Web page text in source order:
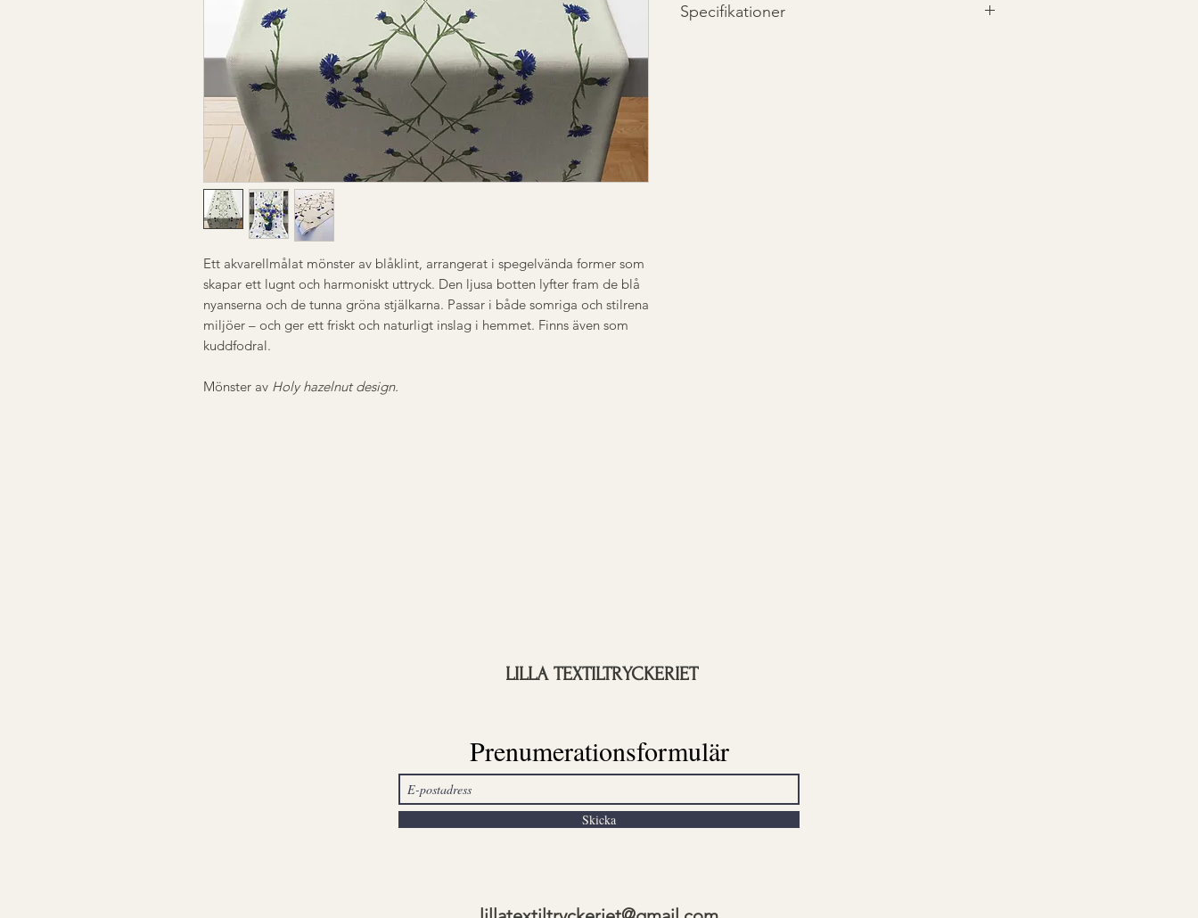
Ett akvarellmålat mönster av blåklint, arrangerat i spegelvända former som
skapar ett lugnt och harmoniskt uttryck. Den ljusa botten lyfter fram de blå
nyanserna och de tunna gröna stjälkarna. Passar i både somriga och stilrena
miljöer – och ger ett friskt och naturligt inslag i hemmet. Finns även som
kuddfodral.
Mönster av Holy hazelnut design.
Specifikationer
LILLA TEXTILTRYCKERIET
Prenumerationsformulär
Skicka